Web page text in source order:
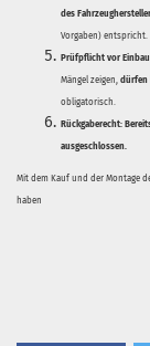
des
Vorgaben) entspricht.
Prüfpflicht vor
Mängel zeigen, dürfen
obligatorisch.
Rückgaberecht:
ausgeschlossen.
Mit dem Kauf und der Montage
haben